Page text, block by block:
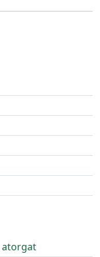
atorgat